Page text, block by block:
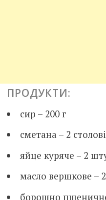
ПРОДУКТИ:
сир – 200 г
сметана – 2
яйце куряче – 2
масло вершкове –
борошно